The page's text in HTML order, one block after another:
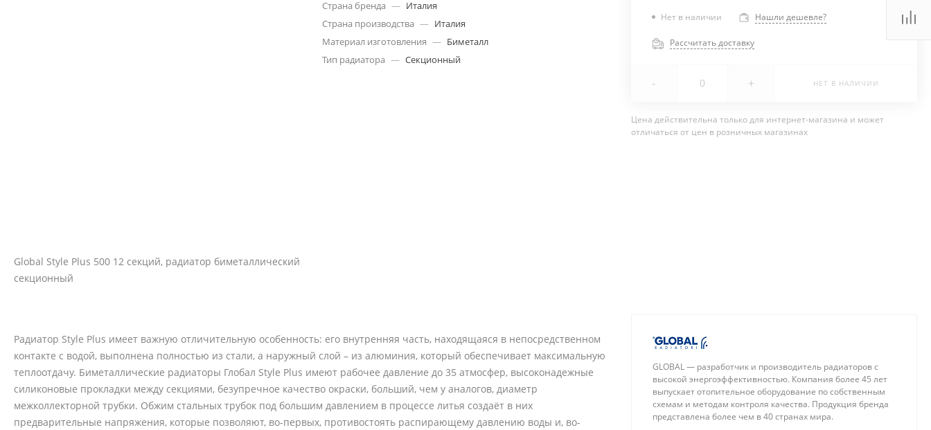
Global Style Plus 500 12 секций, радиатор биметаллический
секционный
Страна бренда — Италия
Страна производства — Италия
Материал изготовления — Биметалл
Тип радиатора — Секционный
Нет в наличии Нашли дешевле?
Рассчитать доставку
- + НЕТ В НАЛИЧИИ
Цена действительна только для интернет-магазина и может
отличаться от цен в розничных магазинах
Радиатор Style Plus имеет важную отличительную особенность: его внутренняя часть, находящаяся в непосредственном
контакте с водой, выполнена полностью из стали, а наружный слой – из алюминия, который обеспечивает максимальную
теплоотдачу. Биметаллические радиаторы Глобал Style Plus имеют рабочее давление до 35 атмосфер, высоконадежные
силиконовые прокладки между секциями, безупречное качество окраски, больший, чем у аналогов, диаметр
межколлекторной трубки. Обжим стальных трубок под большим давлением в процессе литья создаёт в них
предварительные напряжения, которые позволяют, во-первых, противостоять распирающему давлению воды и, во-
GLOBAL — разработчик и производитель радиаторов с
высокой энергоэффективностью. Компания более 45 лет
выпускает отопительное оборудование по собственным
схемам и методам контроля качества. Продукция бренда
представлена более чем в 40 странах мира.